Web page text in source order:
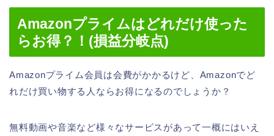
Amazonプライムはどれだけ使った
らお得？！(損益分岐点)
Amazonプライム会員は会費がかかるけど、Amazonでど
れだけ買い物する人ならお得になるのでしょうか？
無料動画や音楽など様々なサービスがあって一概にはいえ